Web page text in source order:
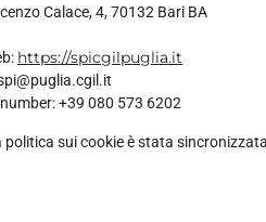
Calace, 4, 70132 Bari BA
https://spicgilpuglia.it
+39 080 573 6202
politica sui cookie è stata